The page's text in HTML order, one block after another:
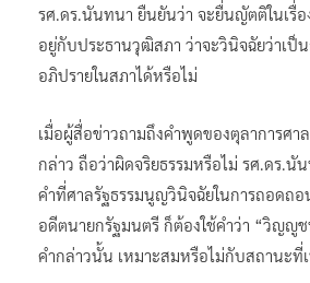
รศ.ดร.นันทนา ยืนยันว่า จะยื่นญัตติในเรื่
อยู่กับประธานวุฒิสภา ว่าจะวินิจฉัยว่าเป็
อภิปรายในสภาได้หรือไม่
เมื่อผู้สื่อข่าวถามถึงคำพูดของตุลาการศา
กล่าว ถือว่าผิดจริยธรรมหรือไม่ รศ.ดร.นั
คำที่ศาลรัฐธรรมนูญวินิจฉัยในการถอดถ
อดีตนายกรัฐมนตรี ก็ต้องใช้คำว่า “วิญญู
คำกล่าวนั้น เหมาะสมหรือไม่กับสถานะที่